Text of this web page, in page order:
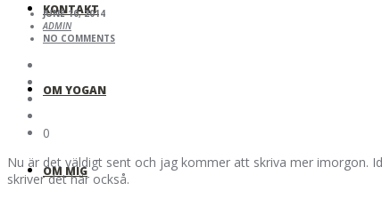
KONTAKT
OM YOGAN
OM MIG
JUNE 10, 2014
ADMIN
NO COMMENTS
0
Nu är det väldigt sent och jag kommer att skriva mer imorgon.
skriver det här också.